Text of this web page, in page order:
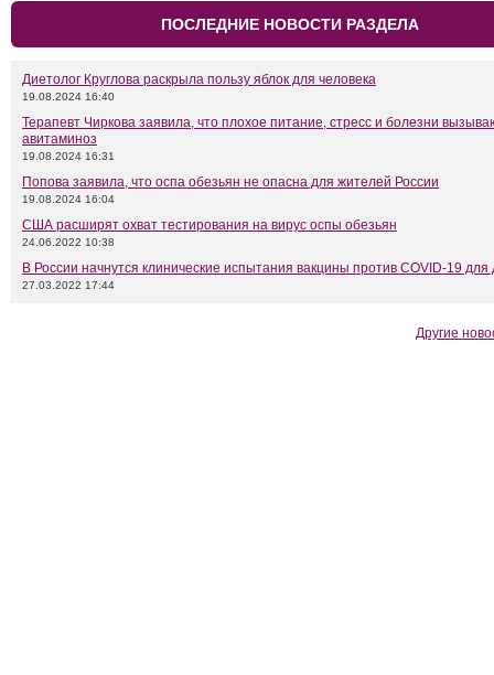
ПОСЛЕДНИЕ НОВОСТИ РАЗДЕЛА
Диетолог Круглова раскрыла пользу яблок для человека
19.08.2024 16:40
Терапевт Чиркова заявила, что плохое питание, стресс и болезни
авитаминоз
19.08.2024 16:31
Попова заявила, что оспа обезьян не опасна для жителей России
19.08.2024 16:04
США расширят охват тестирования на вирус оспы обезьян
24.06.2022 10:38
В России начнутся клинические испытания вакцины против COVID-19 для
27.03.2022 17:44
Другие